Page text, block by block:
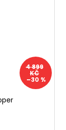
4 899
KČ
–30 %